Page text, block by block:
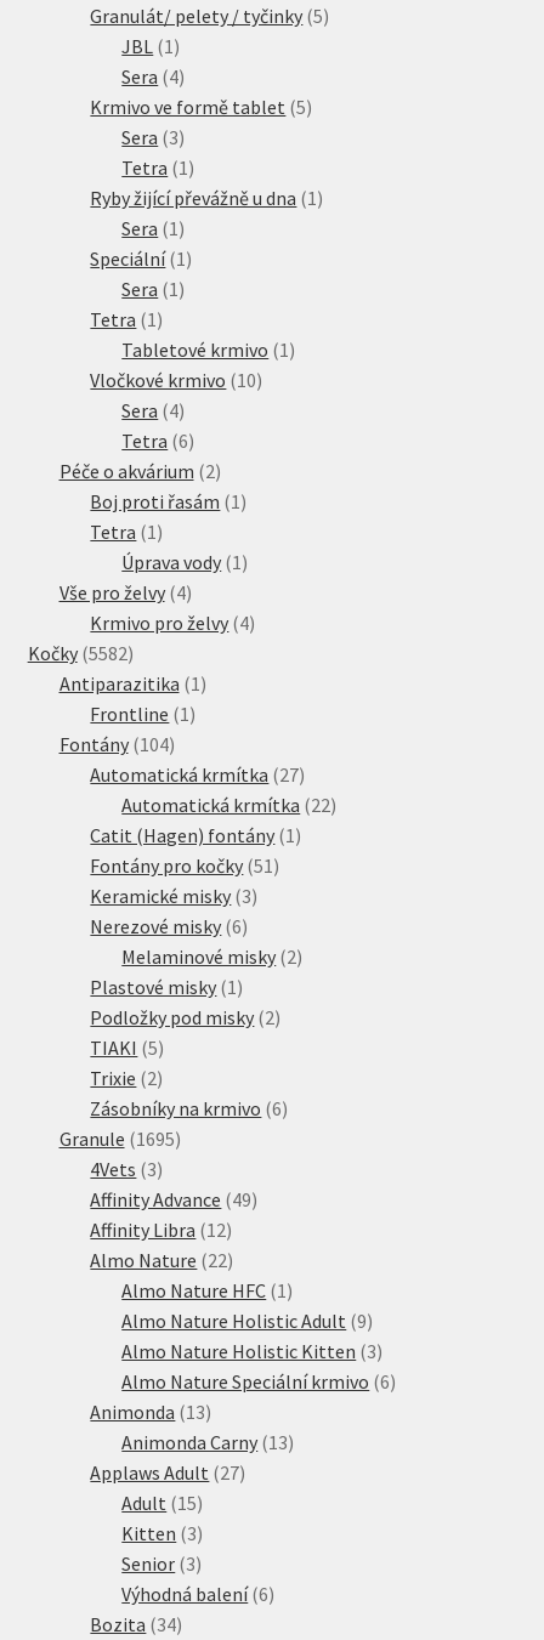
produktů
Granulát/ pelety / tyčinky 55
JBL 1 1
produkt
Sera 44
produkty
Krmivo ve formě tablet 55
Sera 33
produkty
Tetra 1 1
produkt
Ryby žijící převážně u dna 1 1
Sera 1 1
produkt
Speciální 1 1
Sera 1 1
Tetra 1 1
produkt
Tabletové krmivo 1 1
Vločkové krmivo 1010
Sera 44
produkty
Tetra 66
produktů
Péče o akvárium 22
produkty
Boj proti řasám 1 1
Tetra 1 1
produkt
Úprava vody 1 1
Vše pro želvy 44
produkty
Krmivo pro želvy 44
Kočky 55825582
produktů
Antiparazitika 1 1
Frontline 1 1
Fontány 104104
produktů
Automatická krmítka 2727
produktů
Automatická krmítka 2222
Catit (Hagen) fontány 1 1
Fontány pro kočky 51 51
Keramické misky 33
Nerezové misky 66
produktů
Melaminové misky 22
Plastové misky 1 1
produkt
Podložky pod misky 22
TIAKI 55
produktů
Trixie 22
produkty
Zásobníky na krmivo 66
Granule 16951695
4Vets 33
produkty
Affinity Advance 4949
Affinity Libra 1212
produktů
Almo Nature 2222
produktů
Almo Nature HFC 1 1
produkt
Almo Nature Holistic Adult 99
produktů
Almo Nature Holistic Kitten 33
produkty
Almo Nature Speciální krmivo 66
Animonda 1313
produktů
Animonda Carny 1313
Applaws Adult 2727
Adult 1515
produktů
Kitten 33
produkty
Senior 33
produkty
Výhodná balení 66
Bozita 3434